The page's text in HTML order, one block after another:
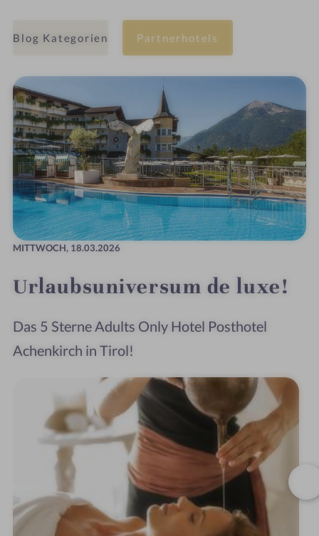
Blog Kategorien Partnerhotels
MITTWOCH, 18.03.2026
Urlaubsuniversum de luxe!
Das 5 Sterne Adults Only Hotel Posthotel
Achenkirch in Tirol!